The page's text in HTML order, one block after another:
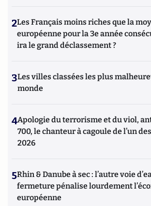
2Les Français moins riches que la
européenne pour la 3e année
ira le grand déclassement ?
3Les villes classées les plus
monde
4Apologie du terrorisme et du viol,
700, le chanteur à cagoule de l’un
2026
5Rhin & Danube à sec : l’autre voie
fermeture pénalise lourdement
européenne